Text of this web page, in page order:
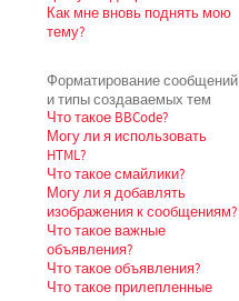
Как мне вновь поднять мою
тему?
Форматирование сообщений
и типы создаваемых тем
Что такое BBCode?
Могу ли я использовать
HTML?
Что такое смайлики?
Могу ли я добавлять
изображения к сообщениям?
Что такое важные
объявления?
Что такое объявления?
Что такое прилепленные